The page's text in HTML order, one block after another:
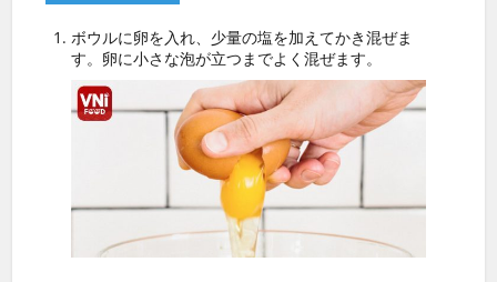
ボウルに卵を入れ、少量の塩を加えてかき混ぜま
す。卵に小さな泡が立つまでよく混ぜます。